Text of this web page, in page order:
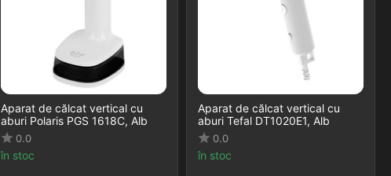
Aparat de călcat vertical cu
aburi Polaris PGS 1618C, Alb
0.0
în stoc
Aparat de călcat vertical cu
aburi Tefal DT1020E1, Alb
0.0
în stoc